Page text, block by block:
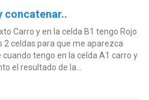
concatenar..
Carro y en la celda B1 tengo Rojo
2 celdas para que me aparezca
tengo en la celda A1 carro y
el resultado de la...